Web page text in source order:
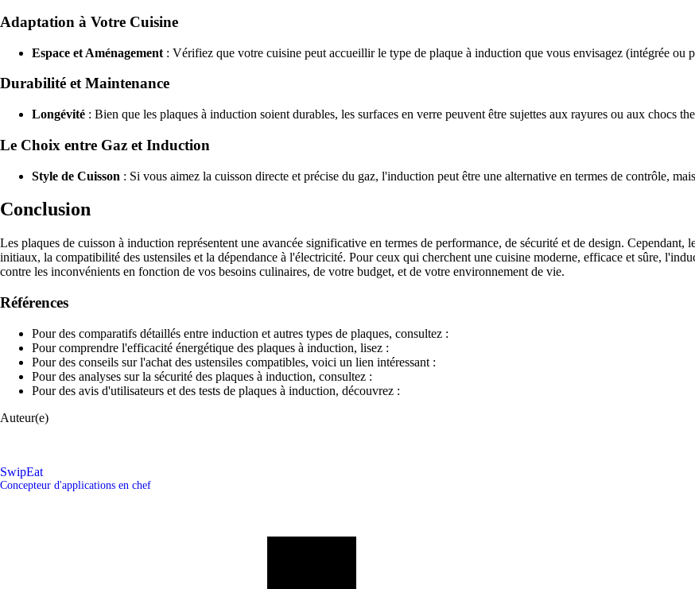
Adaptation à Votre Cuisine
Espace et Aménagement : Vérifiez que votre cuisine peut accueillir le type de plaque à induction que vous envisagez (intégrée ou
Durabilité et Maintenance
Longévité : Bien que les plaques à induction soient durables, les surfaces en verre peuvent être sujettes aux rayures ou aux chocs
Le Choix entre Gaz et Induction
Style de Cuisson : Si vous aimez la cuisson directe et précise du gaz, l'induction peut être une alternative en termes de contrôle,
Conclusion
Les plaques de cuisson à induction représentent une avancée significative en termes de performance, de sécurité et de design.
initiaux, la compatibilité des ustensiles et la dépendance à l'électricité. Pour ceux qui cherchent une cuisine moderne, efficace et sûre,
contre les inconvénients en fonction de vos besoins culinaires, de votre budget, et de votre environnement de vie.
Références
Pour des comparatifs détaillés entre induction et autres types de plaques, consultez :
Pour comprendre l'efficacité énergétique des plaques à induction, lisez :
Pour des conseils sur l'achat des ustensiles compatibles, voici un lien intéressant :
Pour des analyses sur la sécurité des plaques à induction, consultez :
Pour des avis d'utilisateurs et des tests de plaques à induction, découvrez :
Auteur(e)
SwipEat
Concepteur d'applications en chef